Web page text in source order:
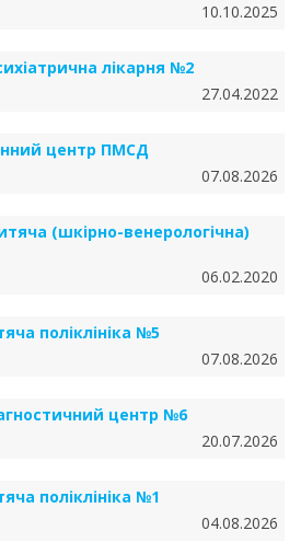
10.10.2025
лікарня №2
27.04.2022
центр ПМСД
07.08.2026
(шкірно-венерологічна)
06.02.2020
поліклініка №5
07.08.2026
центр №6
20.07.2026
поліклініка №1
04.08.2026